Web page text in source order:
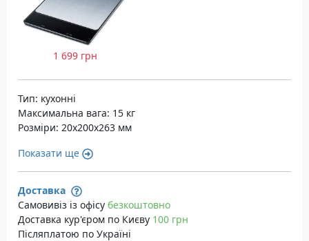
1 699 грн
Тип: кухонні
Максимальна вага: 15 кг
Розміри: 20х200х263 мм
Показати ще
Доставка
Самовивіз із офісу безкоштовно
Доставка кур'єром по Києву 100 грн
Післяплатою по Україні